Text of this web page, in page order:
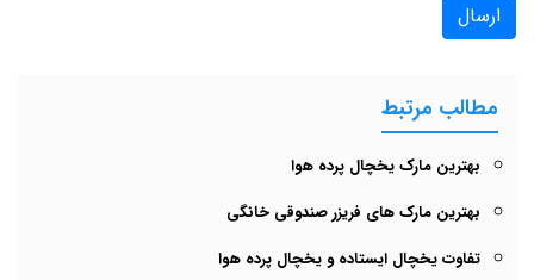
ارسال
مطالب مرتبط
بهترین مارک یخچال پرده هوا
بهترین مارک های فریزر صندوقی خانگی
تفاوت یخچال ایستاده و یخچال پرده هوا